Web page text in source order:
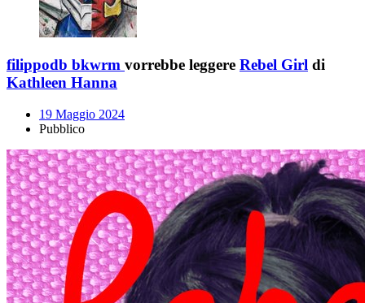
filippodb bkwrm vorrebbe leggere Rebel Girl di
Kathleen Hanna
19 Maggio 2024
Pubblico